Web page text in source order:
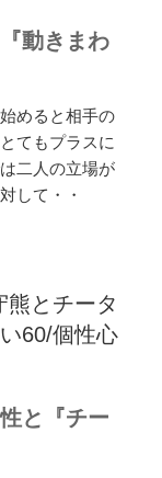
動きまわ
めると相手の
てもプラスに
二人の立場が
して・・
熊とチータ
60/個性心
と『チー